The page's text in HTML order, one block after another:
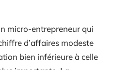
micro-entrepreneur qui
d’affaires modeste
bien inférieure à celle